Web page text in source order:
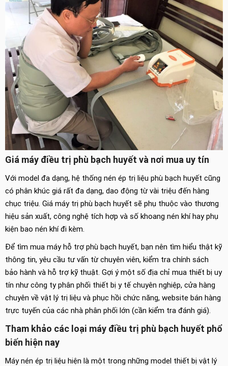
Giá máy điều trị phù bạch huyết và nơi mua uy tín
Với model đa dạng, hệ thống nén ép trị liệu phù bạch huyết cũng
có phân khúc giá rất đa dạng, dao động từ vài triệu đến hàng
chục triệu. Giá máy trị phù bạch huyết sẽ phụ thuộc vào thương
hiệu sản xuất, công nghệ tích hợp và số khoang nén khí hay phụ
kiện bao nén khí đi kèm.
Để tìm mua máy hỗ trợ phù bạch huyết, bạn nên tìm hiểu thật kỹ
thông tin, yêu cầu tư vấn từ chuyên viên, kiểm tra chính sách
bảo hành và hỗ trợ kỹ thuật. Gợi ý một số địa chỉ mua thiết bị uy
tín như công ty phân phối thiết bị y tế chuyên nghiệp, cửa hàng
chuyên về vật lý trị liệu và phục hồi chức năng, website bán hàng
trực tuyến của các nhà phân phối lớn (cần kiểm tra đánh giá).
Tham khảo các loại máy điều trị phù bạch huyết phổ
biến hiện nay
Máy nén ép trị liệu hiện là một trong những model thiết bị vật lý